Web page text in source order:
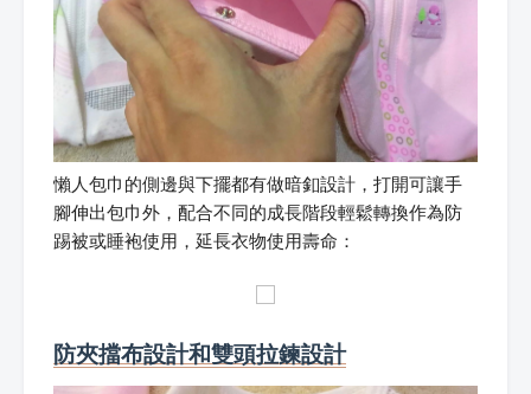
懶人包巾的側邊與下擺都有做暗釦設計，打開可讓手
腳伸出包巾外，配合不同的成長階段輕鬆轉換作為防
踢被或睡袍使用，延長衣物使用壽命：
防夾擋布設計和雙頭拉鍊設計